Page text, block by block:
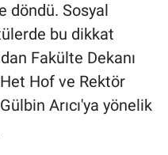
döndü. Sosyal
bu dikkat
Fakülte Dekanı
Hof ve Rektör
Arıcı'ya yönelik